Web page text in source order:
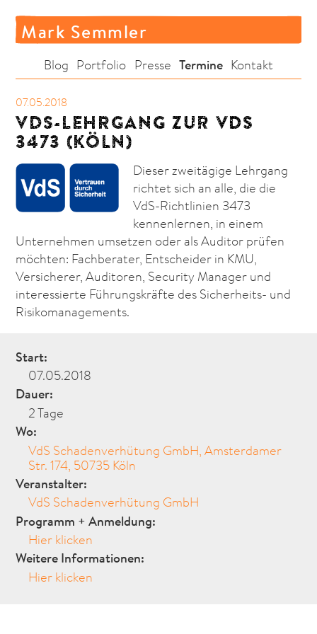
Mark Semmler
Blog Portfolio Presse Termine Kontakt
07.05.2018
VDS-LEHRGANG ZUR VDS
3473 (KÖLN)
Dieser zweitägige Lehrgang
richtet sich an alle, die die
VdS-Richtlinien 3473
kennenlernen, in einem
Unternehmen umsetzen oder als Auditor prüfen
möchten: Fachberater, Entscheider in KMU,
Versicherer, Auditoren, Security Manager und
interessierte Führungskräfte des Sicherheits- und
Risikomanagements.
Start:
07.05.2018
Dauer:
2 Tage
Wo:
VdS Schadenverhütung GmbH, Amsterdamer
Str. 174, 50735 Köln
Veranstalter:
VdS Schadenverhütung GmbH
Programm + Anmeldung:
Hier klicken
Weitere Informationen:
Hier klicken